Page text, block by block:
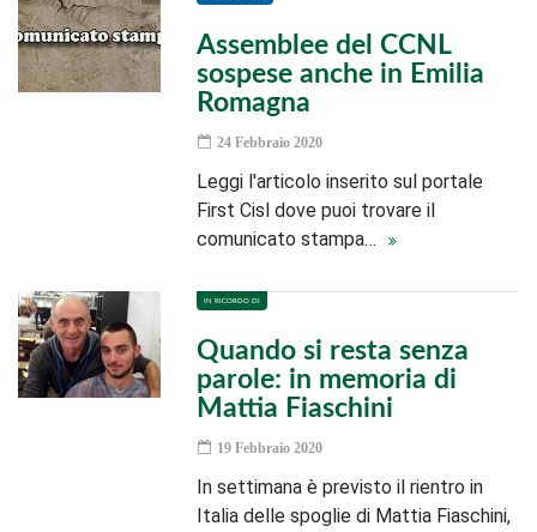
Assemblee del CCNL
sospese anche in Emilia
Romagna
24 Febbraio 2020
Leggi l'articolo inserito sul portale
First Cisl dove puoi trovare il
comunicato stampa…
IN RICORDO DI
Quando si resta senza
parole: in memoria di
Mattia Fiaschini
19 Febbraio 2020
In settimana è previsto il rientro in
Italia delle spoglie di Mattia Fiaschini,